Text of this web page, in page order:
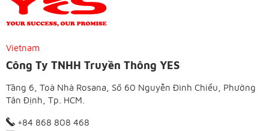
Vietnam
Công Ty TNHH Truyền Thông YES
Tầng 6, Toà Nhà Rosana, Số 60 Nguyễn Đình Chiểu, Phường
Tân Định, Tp. HCM.
+84 868 808 468